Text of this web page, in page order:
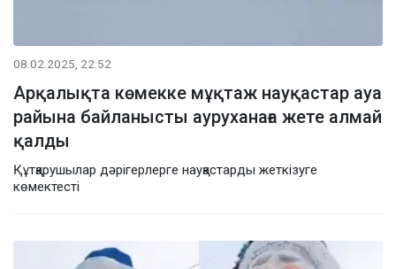
08.02.2025, 22:52
Арқалықта көмекке мұқтаж науқастар ауа
райына байланысты ауруханаға жете алмай
қалды
Құтқарушылар дәрігерлерге науқастарды жеткізуге
көмектесті